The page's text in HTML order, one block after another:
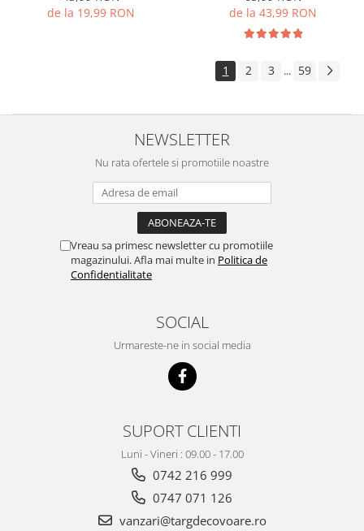
de la 19,99 RON
de la 43,99 RON
1 2 3 ... 59
NEWSLETTER
Nu rata ofertele si promotiile noastre
Vreau sa primesc newsletter cu promotiile
magazinului. Afla mai multe in Politica de
Confidentialitate
SOCIAL
Urmareste-ne in social media
SUPORT CLIENTI
Luni - Vineri : 09.00 - 17.00
0742 216 999
0747 071 126
vanzari@targdecovoare.ro